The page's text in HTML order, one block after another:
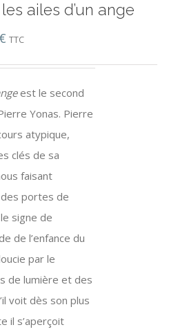
ailes d’un ange
€ TTC
est le second
Yonas. Pierre
atypique,
clés de sa
faisant
portes de
signe de
de l’enfance du
par le
de lumière et des
voit dès son plus
il s’aperçoit